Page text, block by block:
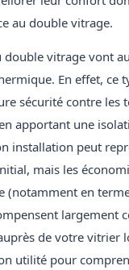
au double vitrage.
double vitrage vont
En effet, ce
sécurité contre les
apportant une
installation peut
mais les
(notamment en
largement
de votre vitrier
utilité pour